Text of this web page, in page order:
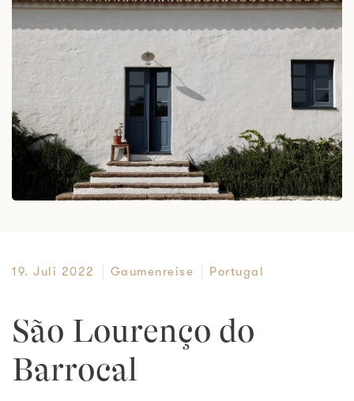
19. Juli 2022 Gaumenreise Portugal
São Lourenço do
Barrocal